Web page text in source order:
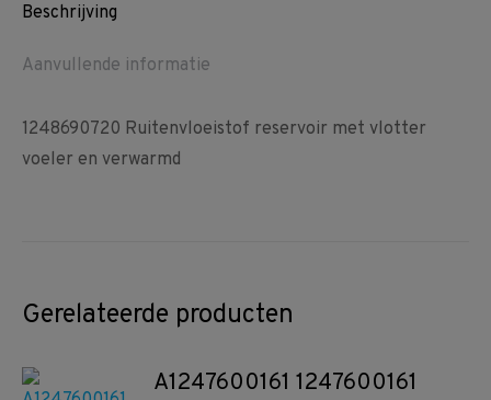
Beschrijving
Aanvullende informatie
1248690720 Ruitenvloeistof reservoir met vlotter
voeler en verwarmd
Gerelateerde producten
A1247600161 1247600161